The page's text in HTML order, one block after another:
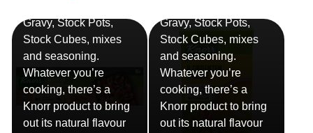
Gravy, Stock Pots,
Stock Cubes, mixes
and seasoning.
Whatever you’re
cooking, there’s a
Knorr product to bring
out its natural flavour
Gravy, Stock Pots,
Stock Cubes, mixes
and seasoning.
Whatever you’re
cooking, there’s a
Knorr product to bring
out its natural flavour
Sauzen